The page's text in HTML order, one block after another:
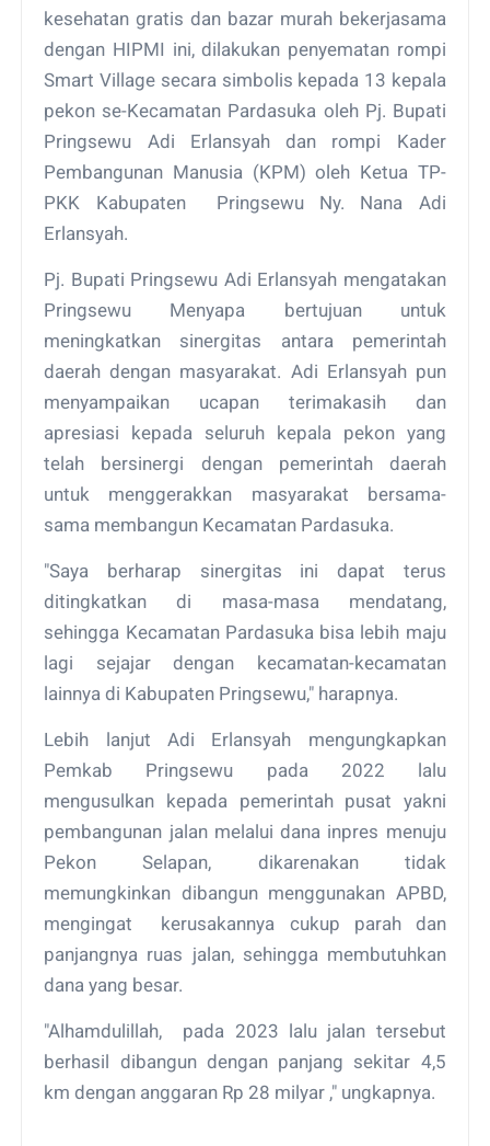
kesehatan gratis dan bazar murah bekerjasama
dengan HIPMI ini, dilakukan penyematan rompi
Smart Village secara simbolis kepada 13 kepala
pekon se-Kecamatan Pardasuka oleh Pj. Bupati
Pringsewu Adi Erlansyah dan rompi Kader
Pembangunan Manusia (KPM) oleh Ketua TP-
PKK Kabupaten Pringsewu Ny. Nana Adi
Erlansyah.
Pj. Bupati Pringsewu Adi Erlansyah mengatakan
Pringsewu Menyapa bertujuan untuk
meningkatkan sinergitas antara pemerintah
daerah dengan masyarakat. Adi Erlansyah pun
menyampaikan ucapan terimakasih dan
apresiasi kepada seluruh kepala pekon yang
telah bersinergi dengan pemerintah daerah
untuk menggerakkan masyarakat bersama-
sama membangun Kecamatan Pardasuka.
"Saya berharap sinergitas ini dapat terus
ditingkatkan di masa-masa mendatang,
sehingga Kecamatan Pardasuka bisa lebih maju
lagi sejajar dengan kecamatan-kecamatan
lainnya di Kabupaten Pringsewu," harapnya.
Lebih lanjut Adi Erlansyah mengungkapkan
Pemkab Pringsewu pada 2022 lalu
mengusulkan kepada pemerintah pusat yakni
pembangunan jalan melalui dana inpres menuju
Pekon Selapan, dikarenakan tidak
memungkinkan dibangun menggunakan APBD,
mengingat kerusakannya cukup parah dan
panjangnya ruas jalan, sehingga membutuhkan
dana yang besar.
"Alhamdulillah, pada 2023 lalu jalan tersebut
berhasil dibangun dengan panjang sekitar 4,5
km dengan anggaran Rp 28 milyar ," ungkapnya.